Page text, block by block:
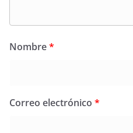
Nombre*
Correo electrónico *